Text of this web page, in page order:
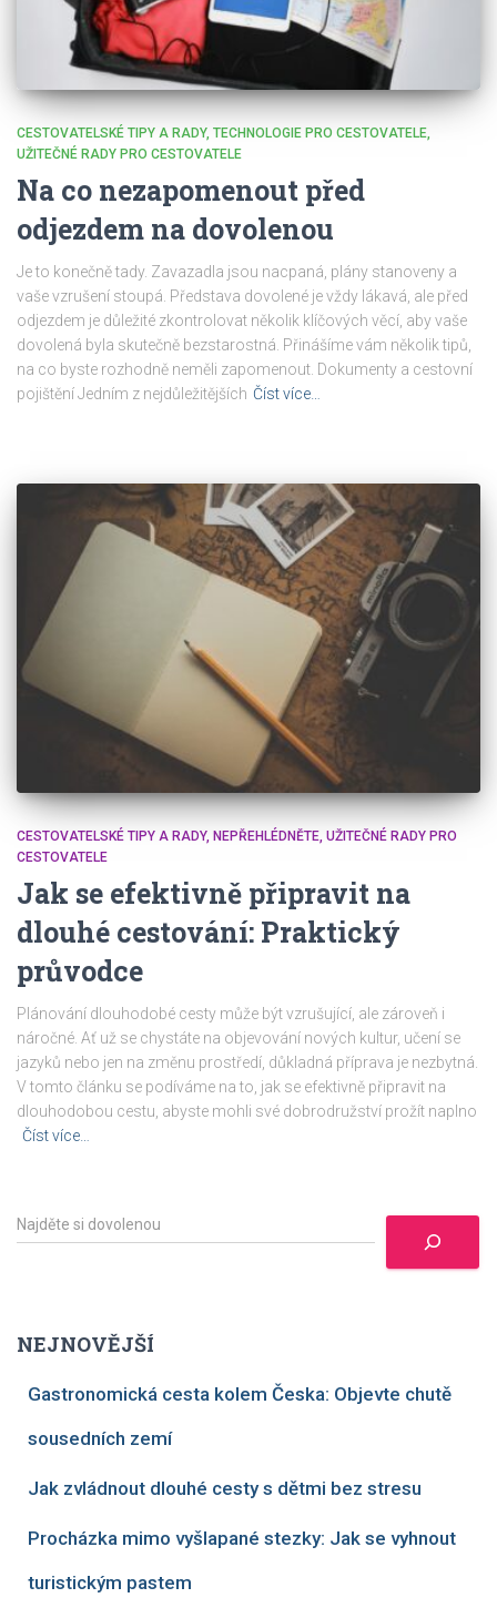
CESTOVATELSKÉ TIPY A RADY TECHNOLOGIE PRO CESTOVATELE
UŽITEČNÉ RADY PRO CESTOVATELE
Na co nezapomenout před
odjezdem na dovolenou
Je to konečně tady. Zavazadla jsou nacpaná, plány stanoveny a
vaše vzrušení stoupá. Představa dovolené je vždy lákavá, ale před
odjezdem je důležité zkontrolovat několik klíčových věcí, aby vaše
dovolená byla skutečně bezstarostná. Přinášíme vám několik tipů,
na co byste rozhodně neměli zapomenout. Dokumenty a cestovní
pojištění Jedním z nejdůležitějších Číst více…
CESTOVATELSKÉ TIPY A RADY NEPŘEHLÉDNĚTE UŽITEČNÉ RADY PRO
CESTOVATELE
Jak se efektivně připravit na
dlouhé cestování: Praktický
průvodce
Plánování dlouhodobé cesty může být vzrušující, ale zároveň i
náročné. Ať už se chystáte na objevování nových kultur, učení se
jazyků nebo jen na změnu prostředí, důkladná příprava je nezbytná.
V tomto článku se podíváme na to, jak se efektivně připravit na
dlouhodobou cestu, abyste mohli své dobrodružství prožít naplno
Číst více…
H
l
tNEJNOVĚJŠÍ
Gastronomická cesta kolem Česka: Objevte chutě
sousedních zemí
Jak zvládnout dlouhé cesty s dětmi bez stresu
Procházka mimo vyšlapané stezky: Jak se vyhnout
turistickým pastem